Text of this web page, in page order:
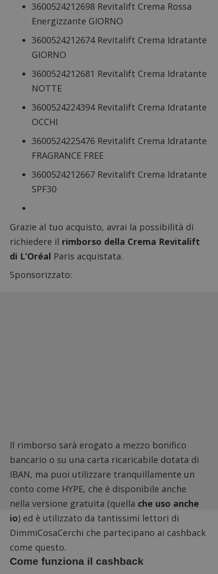
3600524212698 Revitalift Crema Rossa
Energizzante GIORNO
3600524212674 Revitalift Crema Idratante
GIORNO
3600524212681 Revitalift Crema Idratante
NOTTE
3600524224394 Revitalift Crema Idratante
OCCHI
3600524225476 Revitalift Crema Idratante
FRAGRANCE FREE
3600524212667 Revitalift Crema Idratante
SPF30
Grazie al tuo acquisto, avrai la possibilità di
richiedere il rimborso della Crema Revitalift
di L’Oréal Paris acquistata.
Sponsorizzato:
Il rimborso sarà erogato a mezzo bonifico
bancario o su una carta ricaricabile dotata di
IBAN, ma puoi utilizzare tranquillamente un
conto come HYPE, che è disponibile anche
nella versione gratuita (quella che uso anche
io) ed è utilizzato da tantissimi lettori di
DimmiCosaCerchi che partecipano ai cashback
come questo.
Come funziona il cashback